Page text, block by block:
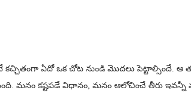
ఏదో ఒక చోట నుండి మొదలు పెట్టాల్సిందే. ఆ
మనం కష్టపడే విధానం, మనం ఆలోచించే తీరు ఇవన్నీ